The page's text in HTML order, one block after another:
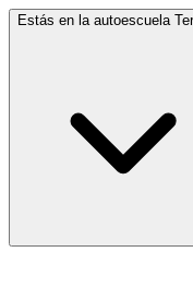
Estás en la autoescuela